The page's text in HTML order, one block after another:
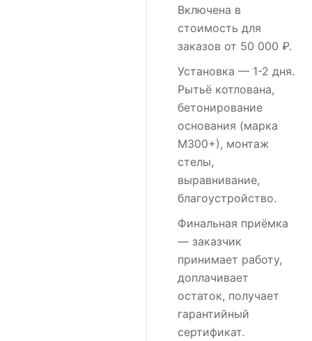
Включена в
стоимость для
заказов от 50 000 ₽.
Установка — 1-2 дня.
Рытьё котлована,
бетонирование
основания (марка
М300+), монтаж
стелы,
выравнивание,
благоустройство.
Финальная приёмка
— заказчик
принимает работу,
доплачивает
остаток, получает
гарантийный
сертификат.